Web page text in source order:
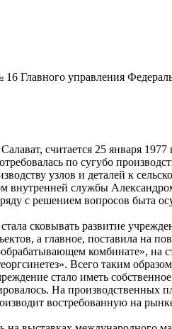
Главного управления
считается 25 января
по сугубо
узлов и деталей к
внутренней службы
с решением вопросов
сковывать развитие
а главное, поставила на
комбинате», на
Всего таким
стало иметь
На
востребованную на